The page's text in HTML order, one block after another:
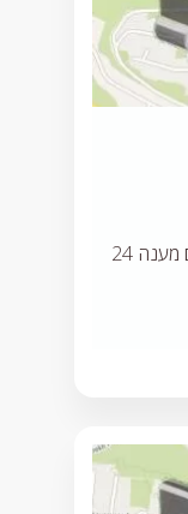
מחפש מנעולן באבן מנחם? אנחנו נותנים מענה 24